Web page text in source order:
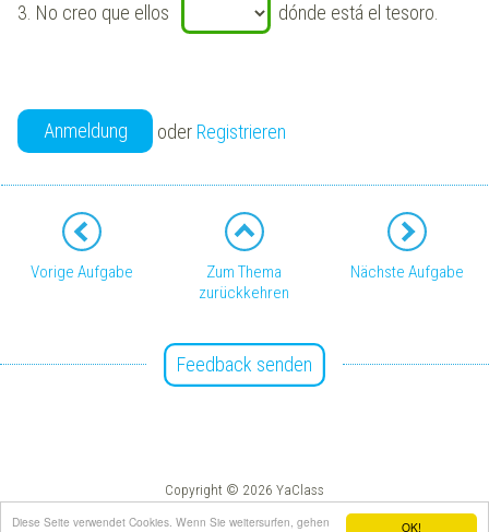
OK!
Diese Seite verwendet Cookies. Wenn Sie weitersurfen, gehen
3. No creo que ellos dónde está el tesoro.
Anmeldung oder Registrieren
Vorige Aufgabe
Zum Thema
zurückkehren
Nächste Aufgabe
Feedback senden
Copyright © 2026 YaClass
Impressum
AGB